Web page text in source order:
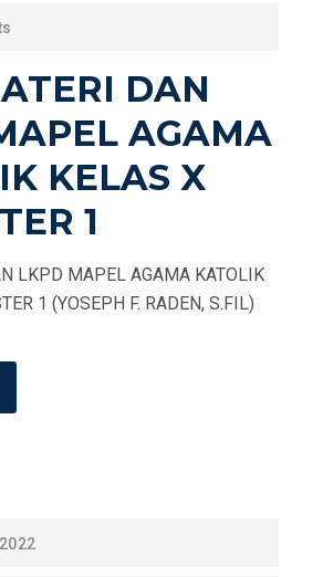
DAN
AGAMA
KELAS X
1
LKPD MAPEL AGAMA KATOLIK
1 (YOSEPH F. RADEN, S.FIL)